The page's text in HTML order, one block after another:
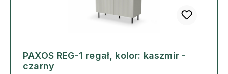
PAXOS REG-1 regał, kolor: kaszmir -
czarny